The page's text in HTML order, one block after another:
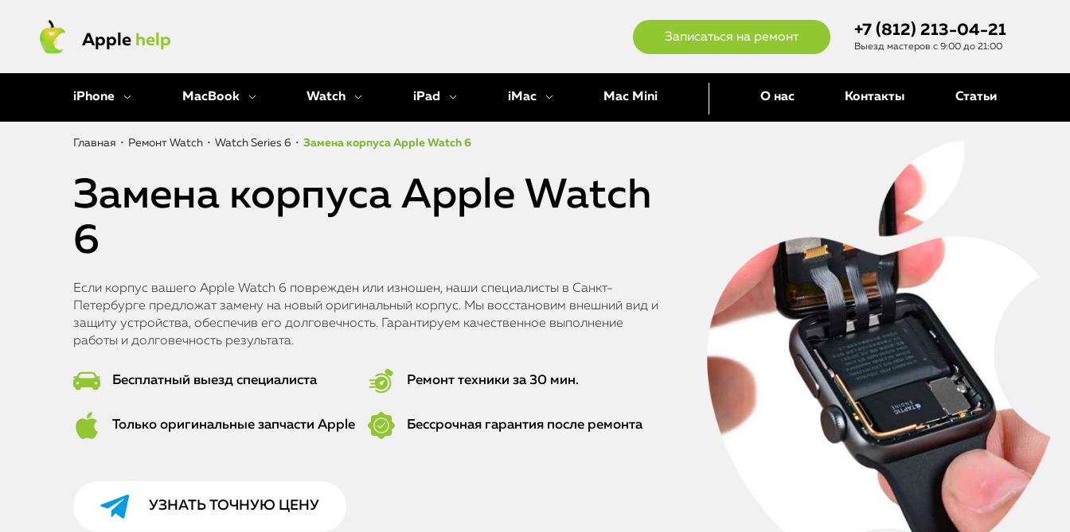
Apple help Записаться на ремонт +7 (812) 213-04-21
Выезд мастеров с 9:00 до 21:00
iPhone MacBook Watch iPad iMac Mac Mini О нас Контакты Статьи
Главная • Ремонт Watch • Watch Series 6 • Замена корпуса Apple Watch 6
Замена корпуса Apple Watch
6
Если корпус вашего Apple Watch 6 поврежден или изношен, наши специалисты в Санкт-
Петербурге предложат замену на новый оригинальный корпус. Мы восстановим внешний вид и
защиту устройства, обеспечив его долговечность. Гарантируем качественное выполнение
работы и долговечность результата.
Бесплатный выезд специалиста Ремонт техники за 30 мин.
Только оригинальные запчасти Apple Бессрочная гарантия после ремонта
УЗНАТЬ ТОЧНУЮ ЦЕНУ